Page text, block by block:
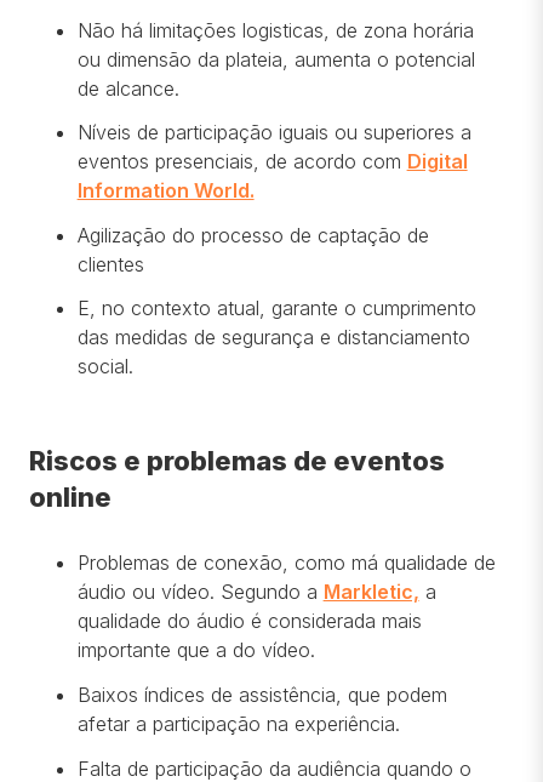
Não há limitações logisticas, de zona horária
ou dimensão da plateia, aumenta o potencial
de alcance.
Níveis de participação iguais ou superiores a
eventos presenciais, de acordo com Digital
Information World.
Agilização do processo de captação de
clientes
E, no contexto atual, garante o cumprimento
das medidas de segurança e distanciamento
social.
Riscos e problemas de eventos
online
Problemas de conexão, como má qualidade de
áudio ou vídeo. Segundo a Markletic, a
qualidade do áudio é considerada mais
importante que a do vídeo.
Baixos índices de assistência, que podem
afetar a participação na experiência.
Falta de participação da audiência quando o